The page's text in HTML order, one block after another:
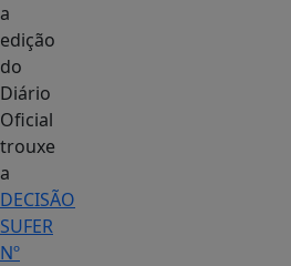
a
edição
do
Diário
Oficial
trouxe
a
DECISÃO
SUFER
Nº